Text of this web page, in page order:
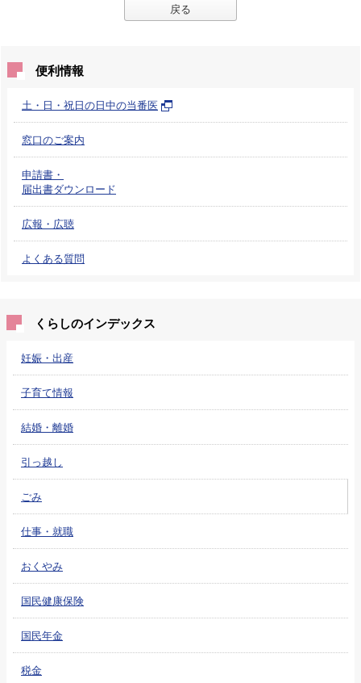
戻る
便利情報
土・日・祝日の日中の当番医
窓口のご案内
申請書・
届出書ダウンロード
広報・広聴
よくある質問
くらしのインデックス
妊娠・出産
子育て情報
結婚・離婚
引っ越し
ごみ
仕事・就職
おくやみ
国民健康保険
国民年金
税金